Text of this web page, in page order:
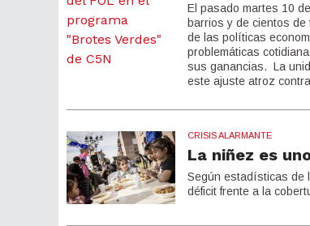
El pasado martes 10
barrios y de cientos
de las políticas
problemáticas
sus ganancias. La
este ajuste atroz
CRISIS ALARMANTE
La niñez es
Según estadísticas de
déficit frente a la